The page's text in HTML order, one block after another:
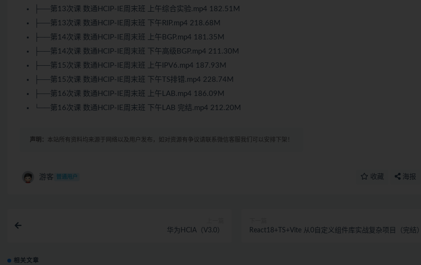
├──第13次课 数通HCIP-IE周末班 上午综合实验.mp4 182.51M
├──第13次课 数通HCIP-IE周末班 下午RIP.mp4 218.68M
├──第14次课 数通HCIP-IE周末班 上午BGP.mp4 181.35M
├──第14次课 数通HCIP-IE周末班 下午高级BGP.mp4 211.30M
├──第15次课 数通HCIP-IE周末班 上午IPV6.mp4 187.93M
├──第15次课 数通HCIP-IE周末班 下午TS排错.mp4 228.74M
├──第16次课 数通HCIP-IE周末班 上午LAB.mp4 186.09M
└──第16次课 数通HCIP-IE周末班 下午LAB 完结.mp4 212.20M
声明： 本站所有资料均来源于网络以及用户发布，如对资源有争议请联系微信客服我们可以安排下架！
游客 普通用户 收藏 海报
华为HCIA（V3.0） React18+TS+Vite 从0自定义组件库实战复杂项目（完结）
相关文章